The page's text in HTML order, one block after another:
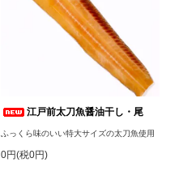
江戸前太刀魚醤油干し・尾
ふっくら味のいい特大サイズの太刀魚使用
0円(税0円)